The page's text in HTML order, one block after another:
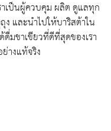
าเป็นผู้ควบคุม ผลิต ดูแลทุก
และนําไปให้บาริสต้าใน
ดื่มชาเขียวที่ดีที่สุดของเรา
างแท้จริง